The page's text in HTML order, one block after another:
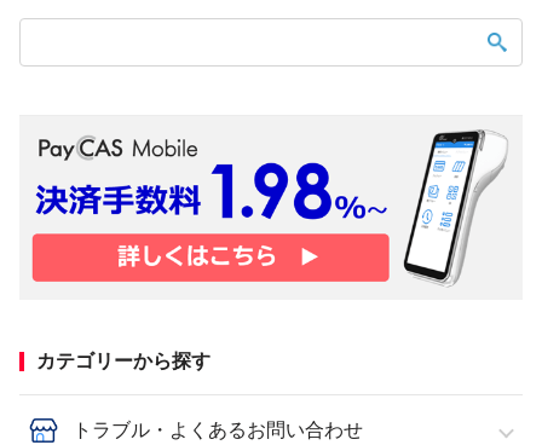
カテゴリーから探す
トラブル・よくあるお問い合わせ